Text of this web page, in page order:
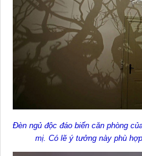
Đèn ngủ độc đáo biến căn phòng
mị. Có lẽ ý tưởng này phù